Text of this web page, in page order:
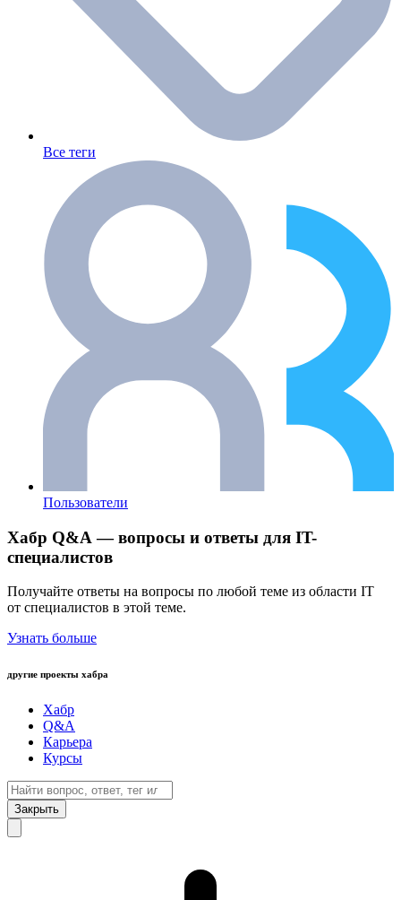
Все теги
Пользователи
Хабр Q&A — вопросы и ответы для IT-
специалистов
Получайте ответы на вопросы по любой теме из области IT
от специалистов в этой теме.
Узнать больше
другие проекты хабра
Хабр
Q&A
Карьера
Курсы
Закрыть